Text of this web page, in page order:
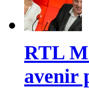
RTL
avenir